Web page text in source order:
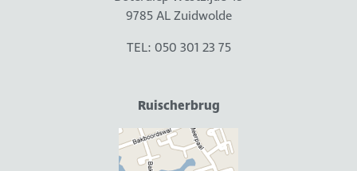
9785 AL Zuidwolde
TEL: 050 301 23 75
Ruischerbrug